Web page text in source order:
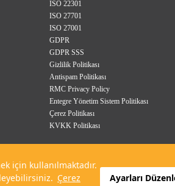
için kullanılmaktadır.
Çerez
Ayarları
ISO 22301
ISO 27701
ISO 27001
GDPR
GDPR SSS
Gizlilik Politikası
Antispam Politikası
RMC Privacy Policy
Entegre Yönetim Sistem Politikası
Çerez Politikası
KVKK Politikası